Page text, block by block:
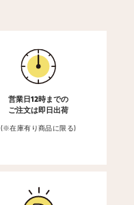
営業日12時までの
ご注文は即日出荷
(※在庫有り商品に限る)